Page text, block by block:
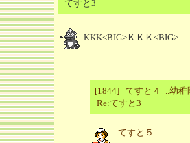
てすと3
KKK<BIG>ＫＫＫ<BIG>
[1844] てすと４ ..幼
Re:てすと3
てすと５